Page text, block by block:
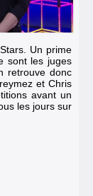
Un prime
sont les juges
retrouve donc
et Chris
avant un
les jours sur